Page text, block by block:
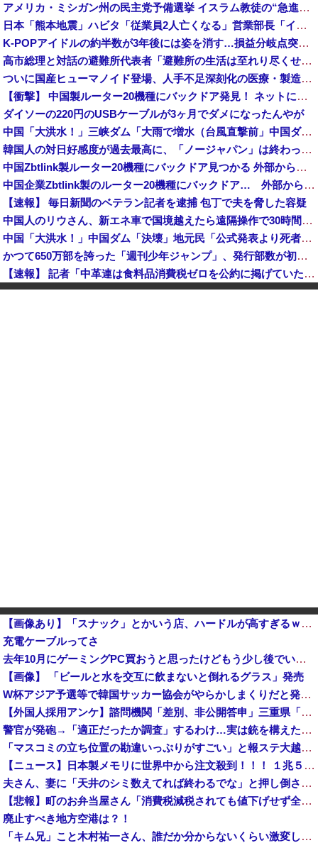
アメリカ・ミシガン州の民主党予備選挙 イスラム教徒の“急進左派”候補が勝利確実に⋯トランプ氏は批判
日本「熊本地震」ハビタ「従業員2人亡くなる」営業部長「イオンのスタッフに制止されなかった」日本「部長が連絡後の店員行動を証言（謎」イオン「再入館可能の事実ない」→
K-POPアイドルの約半数が3年後には姿を消す…損益分岐点突破は4％未満
高市総理と対話の避難所代表者「避難所の生活は至れり尽くせりで全く不自由ない、ありがとう！日本人でよかった！」
ついに国産ヒューマノイド登場、人手不足深刻化の医療・製造現場などでの活用想定！
【衝撃】 中国製ルーター20機種にバックドア発見！ ネットに繋ぐだけで35秒ごとに中国のサーバーと通信
ダイソーの220円のUSBケーブルが3ヶ月でダメになったんやが
中国「大洪水！」三峡ダム「大雨で増水（台風直撃前」中国ダム「緊急放流！」中国鉄道「列車が走行中に流される」中国避難所「支援物資は有料です」謎の勢力「え」→
韓国人の対日好感度が過去最高に、「ノージャパン」は終わった？＝ネット「中国より100倍いい」
中国Zbtlink製ルーター20機種にバックドア見つかる 外部から完全制御のおそれ
中国企業Zbtlink製のルーター20機種にバックドア… 外部から完全制御のおそれ
【速報】 毎日新聞のベテラン記者を逮捕 包丁で夫を脅した容疑
中国人のリウさん、新エネ車で国境越えたら遠隔操作で30時間ロックされる！
中国「大洪水！」中国ダム「決壊」地元民「公式発表より死者多い！」中国政府「住民拘束！（安否不明」中国当局「救助隊動画も削除」台風13号「三峡ダム接近中」→
かつて650万部を誇った「週刊少年ジャンプ」、発行部数が初の100万部割れ
【速報】 記者「中革連は食料品消費税ゼロを公約に掲げていたが？」→階猛氏「そ、それは財源確保という条件付き」
「コンビニ、馬鹿にすんなよ」→あのオーナー夫婦、不起訴ｗｗｗｗｗｗｗｗｗ
【画像あり】「スナック」とかいう店、ハードルが高すぎるｗｗｗｗｗｗｗ
充電ケーブルってさ
去年10月にゲーミングPC買おうと思ったけどもう少し後でいいやで時期逃したらうなぎ登りに値上がりしていった他
【画像】 「ビールと水を交互に飲まないと倒れるグラス」発売
W杯アジア予選等で韓国サッカー協会がやらかしまくりだと発覚、「いきなり共同開催になったしな」と日韓共
【外国人採用アンケ】諮問機関「差別、非公開答申」三重県「差別に当たらず、公表する方針を決定した」
警官が発砲→「適正だったか調査」するわけ…実は銃を構えただけで警察本部長まで報告！
「マスコミの立ち位置の勘違いっぷりがすごい」と報ステ大越キャスターの台詞に視聴者絶句、高市とトランプを同列視させようという思惑がひしひしと
【ニュース】日本製メモリに世界中から注文殺到！！！ １兆５０００億円で工場増築へ
夫さん、妻に「天井のシミ数えてれば終わるでな」と押し倒されて性行為 → 凄いことになるｗｗｗｗｗ
【悲報】町のお弁当屋さん「消費税減税されても値下げせず全て利益にする！」と宣言しネットで物議 → ｗｗｗｗｗｗｗｗｗｗｗｗｗｗ
廃止すべき地方空港は？！
「キム兄」こと木村祐一さん、誰だか分からないくらい激変してしまう・・・